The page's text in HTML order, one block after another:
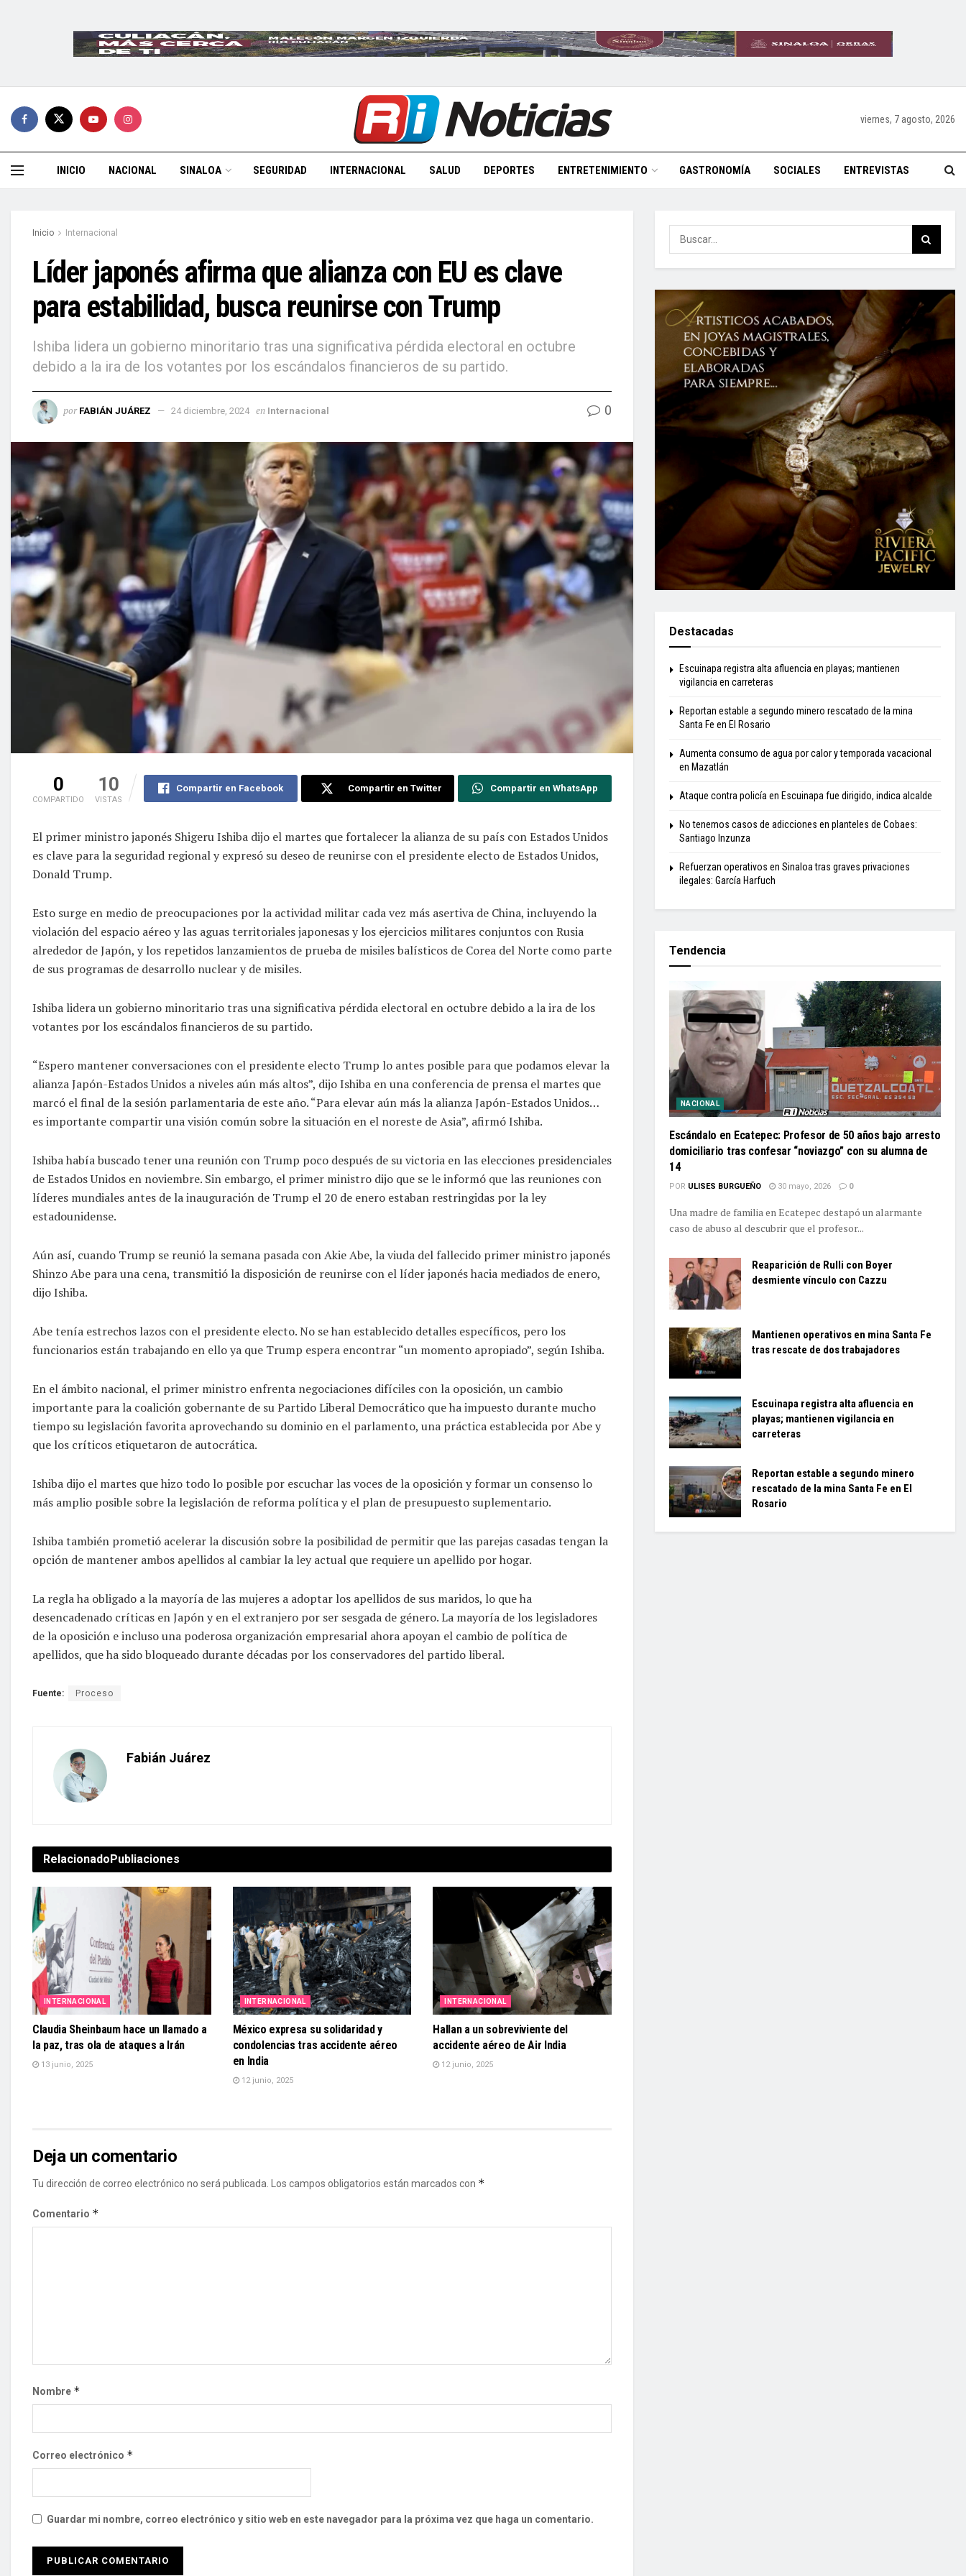
viernes, 7 agosto, 2026
INICIO NACIONAL SINALOA SEGURIDAD INTERNACIONAL SALUD DEPORTES ENTRETENIMIENTO GASTRONOMÍA SOCIALES ENTREVISTAS
Inicio Internacional
Líder japonés afirma que alianza con EU es clave
para estabilidad, busca reunirse con Trump
Ishiba lidera un gobierno minoritario tras una significativa pérdida electoral en octubre
debido a la ira de los votantes por los escándalos financieros de su partido.
por FABIÁN JUÁREZ 24 diciembre, 2024 en Internacional 0
0
COMPARTIDO
10
VISTAS
Compartir en Facebook Compartir en Twitter Compartir en WhatsApp
El primer ministro japonés Shigeru Ishiba dijo el martes que fortalecer la alianza de su país con Estados Unidos
es clave para la seguridad regional y expresó su deseo de reunirse con el presidente electo de Estados Unidos,
Donald Trump.
Esto surge en medio de preocupaciones por la actividad militar cada vez más asertiva de China, incluyendo la
violación del espacio aéreo y las aguas territoriales japonesas y los ejercicios militares conjuntos con Rusia
alrededor de Japón, y los repetidos lanzamientos de prueba de misiles balísticos de Corea del Norte como parte
de sus programas de desarrollo nuclear y de misiles.
Ishiba lidera un gobierno minoritario tras una significativa pérdida electoral en octubre debido a la ira de los
votantes por los escándalos financieros de su partido.
“Espero mantener conversaciones con el presidente electo Trump lo antes posible para que podamos elevar la
alianza Japón-Estados Unidos a niveles aún más altos”, dijo Ishiba en una conferencia de prensa el martes que
marcó el final de la sesión parlamentaria de este año. “Para elevar aún más la alianza Japón-Estados Unidos…
es importante compartir una visión común sobre la situación en el noreste de Asia”, afirmó Ishiba.
Ishiba había buscado tener una reunión con Trump poco después de su victoria en las elecciones presidenciales
de Estados Unidos en noviembre. Sin embargo, el primer ministro dijo que se le informó que las reuniones con
líderes mundiales antes de la inauguración de Trump el 20 de enero estaban restringidas por la ley
estadounidense.
Aún así, cuando Trump se reunió la semana pasada con Akie Abe, la viuda del fallecido primer ministro japonés
Shinzo Abe para una cena, transmitió la disposición de reunirse con el líder japonés hacia mediados de enero,
dijo Ishiba.
Abe tenía estrechos lazos con el presidente electo. No se han establecido detalles específicos, pero los
funcionarios están trabajando en ello ya que Trump espera encontrar “un momento apropiado”, según Ishiba.
En el ámbito nacional, el primer ministro enfrenta negociaciones difíciles con la oposición, un cambio
importante para la coalición gobernante de su Partido Liberal Democrático que ha impuesto durante mucho
tiempo su legislación favorita aprovechando su dominio en el parlamento, una práctica establecida por Abe y
que los críticos etiquetaron de autocrática.
Ishiba dijo el martes que hizo todo lo posible por escuchar las voces de la oposición y formar un consenso lo
más amplio posible sobre la legislación de reforma política y el plan de presupuesto suplementario.
Ishiba también prometió acelerar la discusión sobre la posibilidad de permitir que las parejas casadas tengan la
opción de mantener ambos apellidos al cambiar la ley actual que requiere un apellido por hogar.
La regla ha obligado a la mayoría de las mujeres a adoptar los apellidos de sus maridos, lo que ha
desencadenado críticas en Japón y en el extranjero por ser sesgada de género. La mayoría de los legisladores
de la oposición e incluso una poderosa organización empresarial ahora apoyan el cambio de política de
apellidos, que ha sido bloqueado durante décadas por los conservadores del partido liberal.
Fuente: Proceso
Fabián Juárez
RelacionadoPubliaciones
INTERNACIONAL
Claudia Sheinbaum hace un llamado a
la paz, tras ola de ataques a Irán
13 junio, 2025
INTERNACIONAL
México expresa su solidaridad y
condolencias tras accidente aéreo
en India
12 junio, 2025
INTERNACIONAL
Hallan a un sobreviviente del
accidente aéreo de Air India
12 junio, 2025
Deja un comentario
Tu dirección de correo electrónico no será publicada. Los campos obligatorios están marcados con *
Comentario *
Nombre *
Correo electrónico *
Guardar mi nombre, correo electrónico y sitio web en este navegador para la próxima vez que haga un comentario.
Destacadas
Escuinapa registra alta afluencia en playas; mantienen
vigilancia en carreteras
Reportan estable a segundo minero rescatado de la mina
Santa Fe en El Rosario
Aumenta consumo de agua por calor y temporada vacacional
en Mazatlán
Ataque contra policía en Escuinapa fue dirigido, indica alcalde
No tenemos casos de adicciones en planteles de Cobaes:
Santiago Inzunza
Refuerzan operativos en Sinaloa tras graves privaciones
ilegales: García Harfuch
Tendencia
NACIONAL
Escándalo en Ecatepec: Profesor de 50 años bajo arresto
domiciliario tras confesar “noviazgo” con su alumna de
14
POR ULISES BURGUEÑO 30 mayo, 2026 0
Una madre de familia en Ecatepec destapó un alarmante
caso de abuso al descubrir que el profesor...
Reaparición de Rulli con Boyer
desmiente vínculo con Cazzu
Mantienen operativos en mina Santa Fe
tras rescate de dos trabajadores
Escuinapa registra alta afluencia en
playas; mantienen vigilancia en
carreteras
Reportan estable a segundo minero
rescatado de la mina Santa Fe en El
Rosario